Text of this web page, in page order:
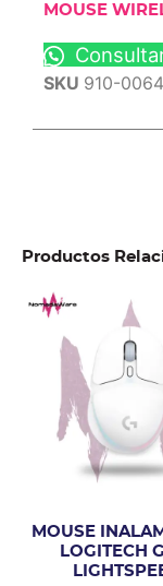
MOUSE
SKU 910-
Productos
MOUSE
LOGITECH